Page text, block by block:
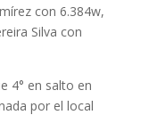
con 6.384w,
Silva con
4° en salto en
por el local